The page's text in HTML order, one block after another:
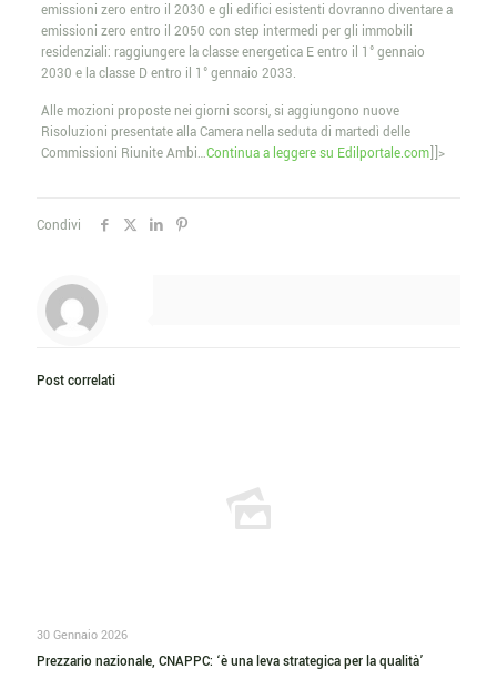
emissioni zero entro il 2030 e gli edifici esistenti dovranno diventare a
emissioni zero entro il 2050 con step intermedi per gli immobili
residenziali: raggiungere la classe energetica E entro il 1° gennaio
2030 e la classe D entro il 1° gennaio 2033.
Alle mozioni proposte nei giorni scorsi, si aggiungono nuove
Risoluzioni presentate alla Camera nella seduta di martedì delle
Commissioni Riunite Ambi…Continua a leggere su Edilportale.com]]>
Condivi
Post correlati
30 Gennaio 2026
Prezzario nazionale, CNAPPC: ‘è una leva strategica per la qualità’